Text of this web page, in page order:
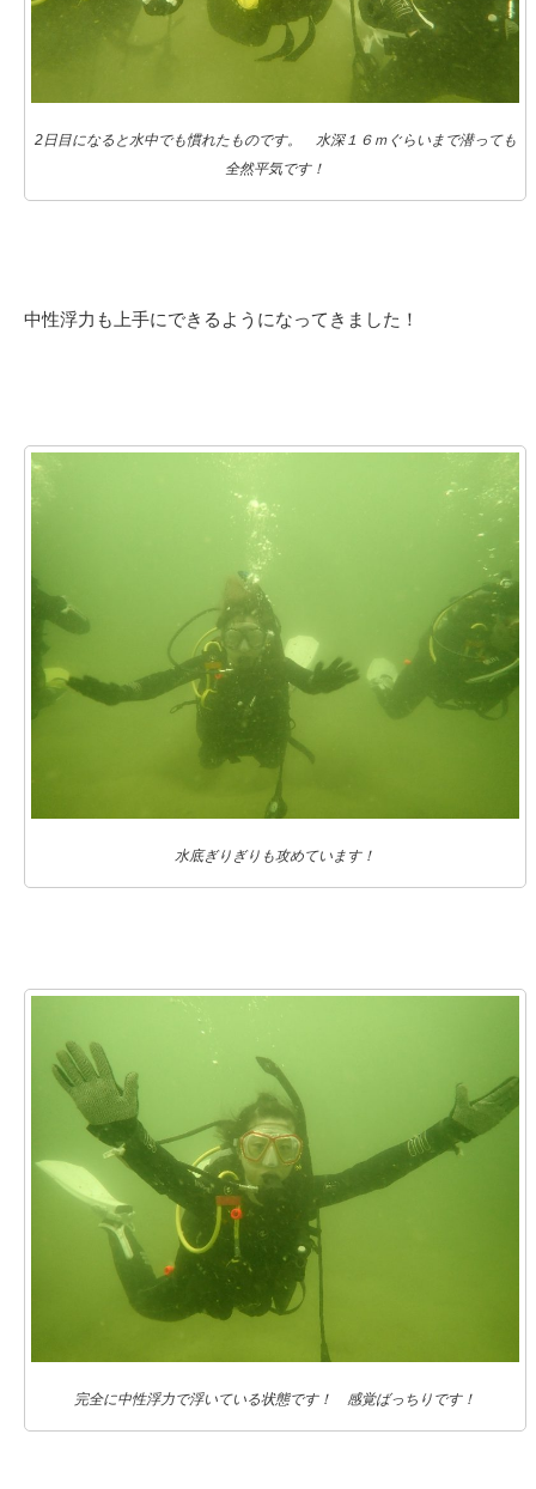
2日目になると水中でも慣れたものです。 水深１６ｍぐらいまで潜っても
全然平気です！
中性浮力も上手にできるようになってきました！
水底ぎりぎりも攻めています！
完全に中性浮力で浮いている状態です！ 感覚ばっちりです！